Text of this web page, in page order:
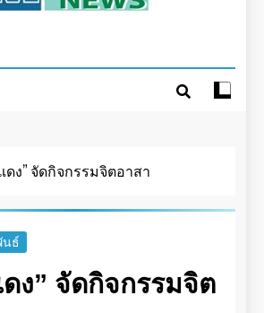
ดง” จัดกิจกรรมจิตอาสา
นธ์
ง” จัดกิจกรรมจิต